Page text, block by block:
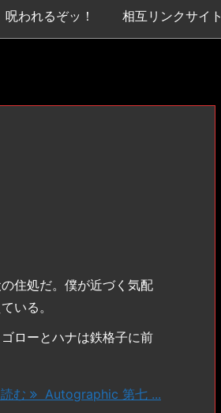
われるぞッ！ 相互リンクサイト
住処だ。僕が近づく気配
いる。
ローとハナは鉄格子に前
む Autographic 第七 ...